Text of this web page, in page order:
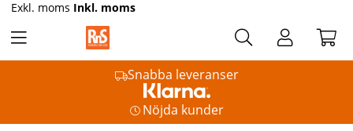
Snabba leveranser
Nöjda kunder
Exkl. moms Inkl. moms